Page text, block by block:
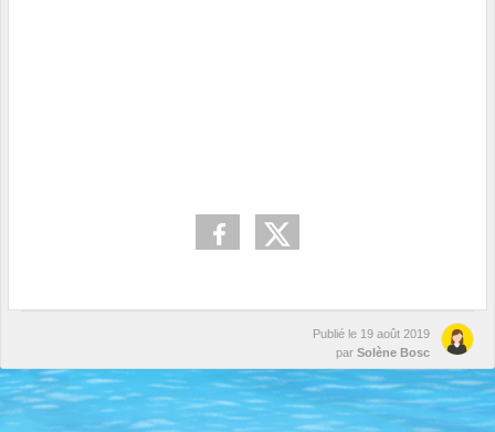
Publié le 19 août 2019
par Solène Bosc